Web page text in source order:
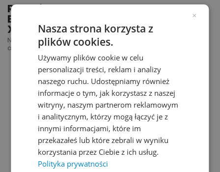
Recznik Standardowy
Bawelniany Low Twist
XF250D - Meadowgreen
New Generation Bath Towel | nr art.: XF250D | nr
art. producenta: 116065
×
Nasza strona korzysta z
plików cookies.
Używamy plików cookie w celu
personalizacji treści, reklam i analizy
naszego ruchu. Udostępniamy również
informacje o tym, jak korzystasz z naszej
witryny, naszym partnerom reklamowym
i analitycznym, którzy mogą łączyć je z
innymi informacjami, które im
przekazałeś lub które zebrali w wyniku
korzystania przez Ciebie z ich usług.
Polityka prywatności